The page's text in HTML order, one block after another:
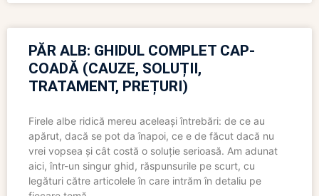
PĂR ALB: GHIDUL COMPLET CAP-
COADĂ (CAUZE, SOLUȚII,
TRATAMENT, PREȚURI)
Firele albe ridică mereu aceleași întrebări: de ce au
apărut, dacă se pot da înapoi, ce e de făcut dacă nu
vrei vopsea și cât costă o soluție serioasă. Am adunat
aici, într-un singur ghid, răspunsurile pe scurt, cu
legături către articolele în care intrăm în detaliu pe